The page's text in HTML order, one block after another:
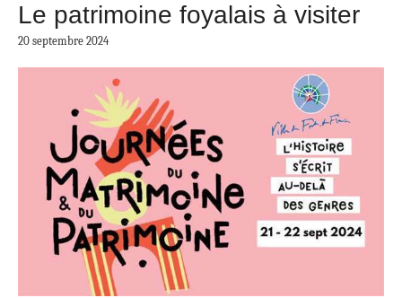
Le patrimoine foyalais à visiter
20 septembre 2024